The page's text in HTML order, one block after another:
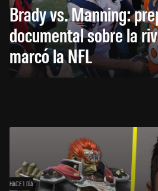
Brady vs. Manning:
documental sobre la
marcó la NFL
HACE 1 DÍA